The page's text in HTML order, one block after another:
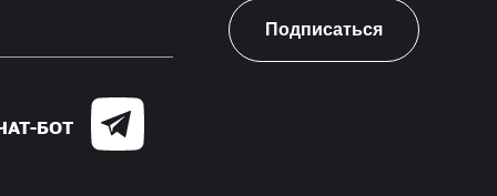
Подписаться
БОТ